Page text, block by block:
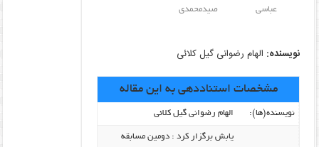
عباسی
صیدمحمدی
نویسنده: الهام رضوانی گیل کلائی
مشخصات استناددهی به این مقاله
نویسنده‌(ها): الهام رضوانی گیل کلائی
یابش برگزار کرد : دومین مسابقه